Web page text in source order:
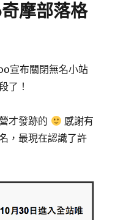
摩部落格
宣布關閉無名小站
了！
才發跡的
感謝有
，最現在認識了許